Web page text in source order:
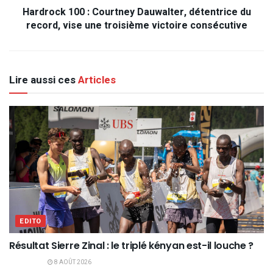
Hardrock 100 : Courtney Dauwalter, détentrice du
record, vise une troisième victoire consécutive
Lire aussi cesArticles
EDITO
Résultat Sierre Zinal : le triplé kényan est-il louche ?
8 AOÛT 2026